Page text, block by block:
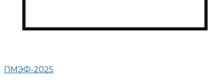
ПМЭФ-2025